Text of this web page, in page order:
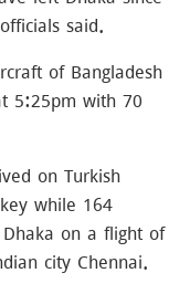
said.
of Bangladesh
5:25pm with 70
on Turkish
while 164
on a flight of
city Chennai.